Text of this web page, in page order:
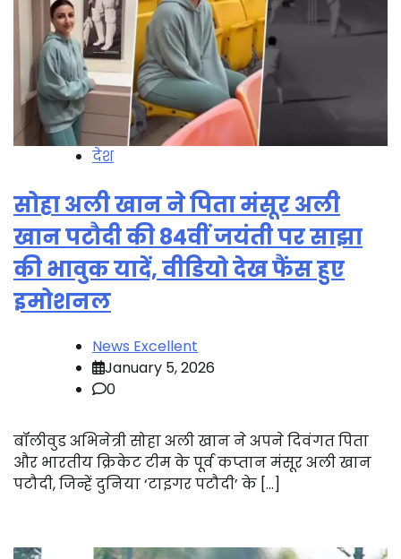
देश
सोहा अली खान ने पिता मंसूर अली
खान पटौदी की 84वीं जयंती पर साझा
की भावुक यादें, वीडियो देख फैंस हुए
इमोशनल
News Excellent
January 5, 2026
0
बॉलीवुड अभिनेत्री सोहा अली खान ने अपने दिवंगत पिता
और भारतीय क्रिकेट टीम के पूर्व कप्तान मंसूर अली खान
पटौदी, जिन्हें दुनिया ‘टाइगर पटौदी’ के […]